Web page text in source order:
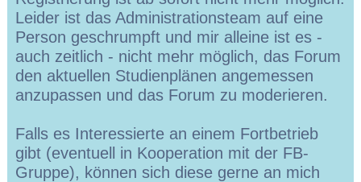
Leider ist das Administrationsteam auf eine
Person geschrumpft und mir alleine ist es -
auch zeitlich - nicht mehr möglich, das Forum
den aktuellen Studienplänen angemessen
anzupassen und das Forum zu moderieren.
Falls es Interessierte an einem Fortbetrieb
gibt (eventuell in Kooperation mit der FB-
Gruppe), können sich diese gerne an mich